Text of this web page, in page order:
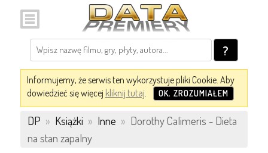
?
Informujemy, że serwis ten wykorzystuje pliki Cookie. Aby
dowiedzieć się więcej kliknij tutaj. OK, ZROZUMIAŁEM
DP » Książki » Inne » Dorothy Calimeris - Dieta
na stan zapalny